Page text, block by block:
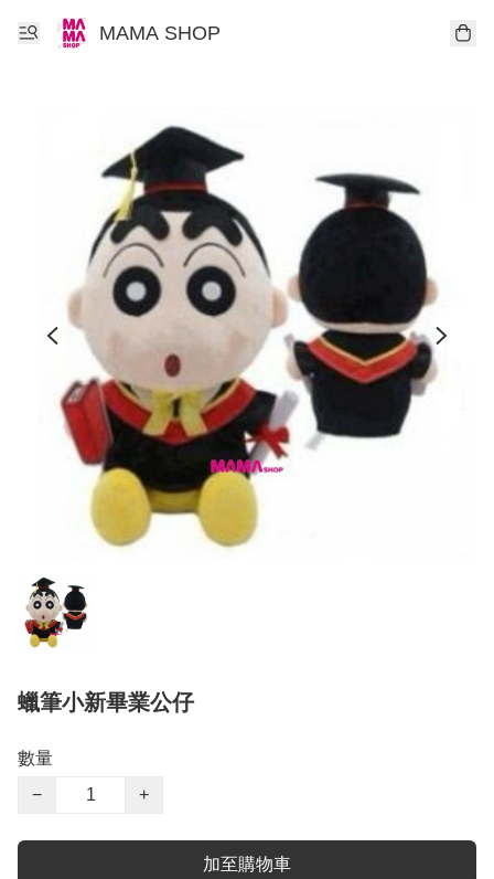
MAMA SHOP
蠟筆小新畢業公仔
數量
−
+
加至購物車